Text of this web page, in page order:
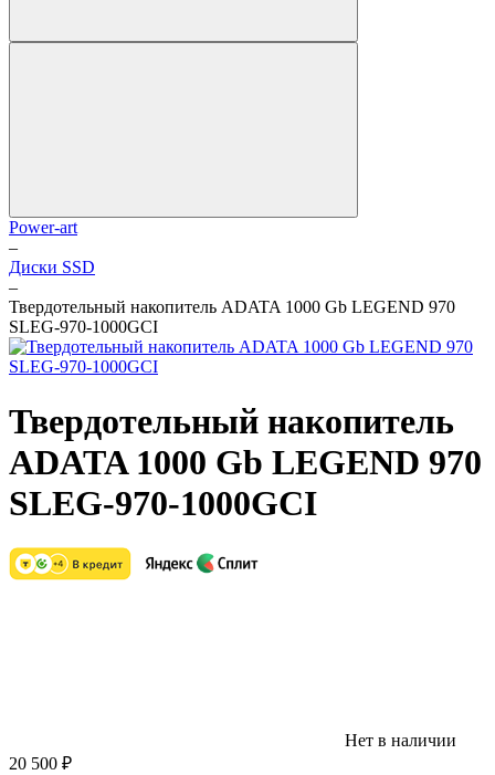
Power-art
–
Диски SSD
–
Твердотельный накопитель ADATA 1000 Gb LEGEND 970
SLEG-970-1000GCI
Твердотельный накопитель
ADATA 1000 Gb LEGEND 970
SLEG-970-1000GCI
Нет в наличии
20 500 ₽